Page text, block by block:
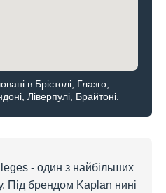
в Брістолі, Глазго,
Ліверпулі, Брайтоні.
- один з найбільших
Під брендом Kaplan нині